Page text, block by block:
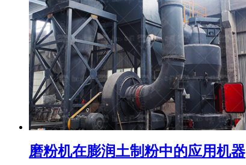
磨粉机在膨润土制粉中的应用机器